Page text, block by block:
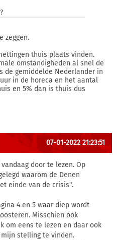
zeggen.
thuis plaats vinden.
omstandigheden al snel de
de gemiddelde Nederlander in
in de horeca en het aantal
en 5% dan is thuis dus
07-01-2022 21:23:51
door te lezen. Op
waarom de Denen
einde van de crisis".
4 en 5 waar diep wordt
Misschien ook
om eens te lezen en daar ook
stelling te vinden.